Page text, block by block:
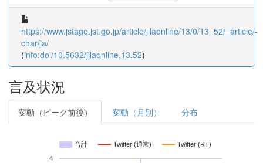
https://www.jstage.jst.go.jp/article/jilaonline/13/0/13_52/_article/-
char/ja/
(info:doi/10.5632/jilaonline.13.52)
言及状況
変動（ピーク前後） 変動（月別） 分布
合計 Twitter (通常) Twitter (RT)
4